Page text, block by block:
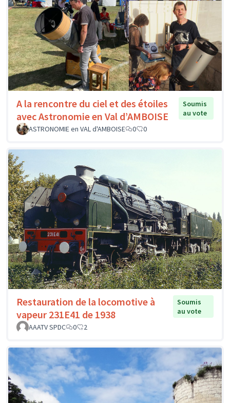
A la rencontre du ciel et des étoiles
avec Astronomie en Val d’AMBOISE
Soumis
au vote
ASTRONOMIE en VAL d'AMBOISE
0 0
Restauration de la locomotive à
vapeur 231E41 de 1938
Soumis
au vote
AAATV SPDC
0 2